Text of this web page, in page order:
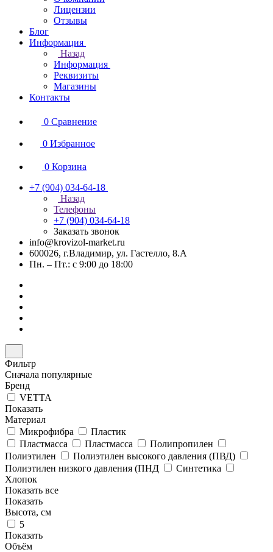
Лицензии
Отзывы
Блог
Информация
Назад
Информация
Реквизиты
Магазины
Контакты
0 Сравнение
0 Избранное
0 Корзина
+7 (904) 034-64-18
Назад
Телефоны
+7 (904) 034-64-18
Заказать звонок
info@krovizol-market.ru
600026, г.Владимир, ул. Гастелло, 8.А
Пн. – Пт.: с 9:00 до 18:00
Фильтр
Сначала популярные
Бренд
VETTA
Показать
Материал
Микрофибра
Пластик
Пластмасса
Пластмасса
Полипропилен
Полиэтилен
Полиэтилен высокого давления (ПВД)
Полиэтилен низкого давления (ПНД
Синтетика
Хлопок
Показать все
Показать
Высота, см
5
Показать
Объём